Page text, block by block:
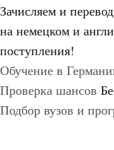
Зачисляем и
на немецком и
поступления!
Обучение в
Проверка шансов
Подбор вузов и